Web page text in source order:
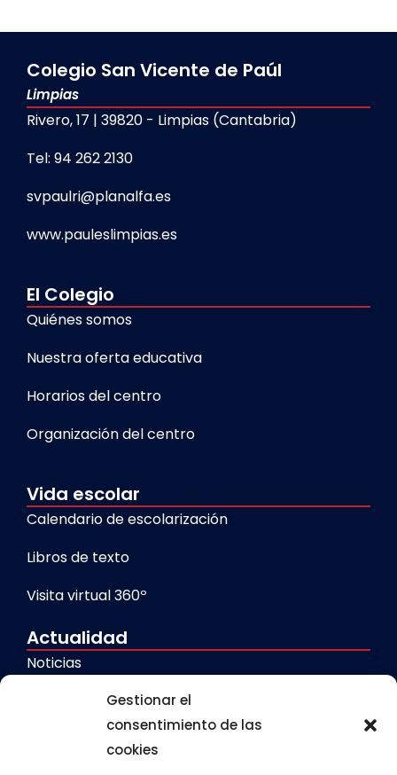
Gestionar el
consentimiento de las
cookies
Colegio San Vicente de Paúl
Limpias
Rivero, 17 | 39820 - Limpias (Cantabria)
Tel: 94 262 2130
svpaulri@planalfa.es
www.pauleslimpias.es
El Colegio
Quiénes somos
Nuestra oferta educativa
Horarios del centro
Organización del centro
Vida escolar
Calendario de escolarización
Libros de texto
Visita virtual 360º
Actualidad
Noticias